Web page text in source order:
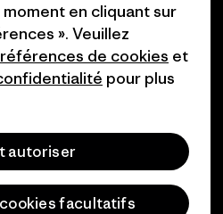
Reserved.
en cliquant sur
». Veuillez
de cookies et
pour plus
autoriser
facultatifs